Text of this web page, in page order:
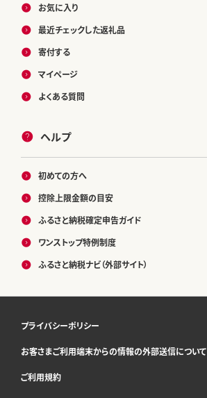
お気に入り
最近チェックした返礼品
寄付する
マイページ
よくある質問
ヘルプ
初めての方へ
控除上限金額の目安
ふるさと納税確定申告ガイド
ワンストップ特例制度
ふるさと納税ナビ（外部サイト）
プライバシーポリシー
お客さまご利用端末からの情報の外部送信について
ご利用規約